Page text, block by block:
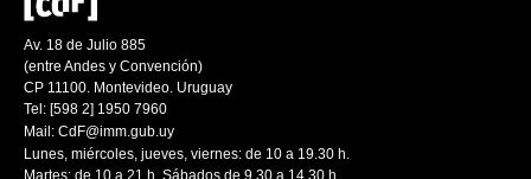
Av. 18 de Julio 885
(entre Andes y Convención)
CP 11100. Montevideo. Uruguay
Tel: [598 2] 1950 7960
Mail: CdF@imm.gub.uy
Lunes, miércoles, jueves, viernes: de 10 a 19.30 h.
Martes: de 10 a 21 h. Sábados de 9.30 a 14.30 h.